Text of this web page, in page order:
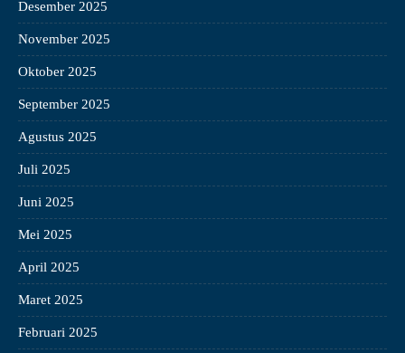
Desember 2025
November 2025
Oktober 2025
September 2025
Agustus 2025
Juli 2025
Juni 2025
Mei 2025
April 2025
Maret 2025
Februari 2025